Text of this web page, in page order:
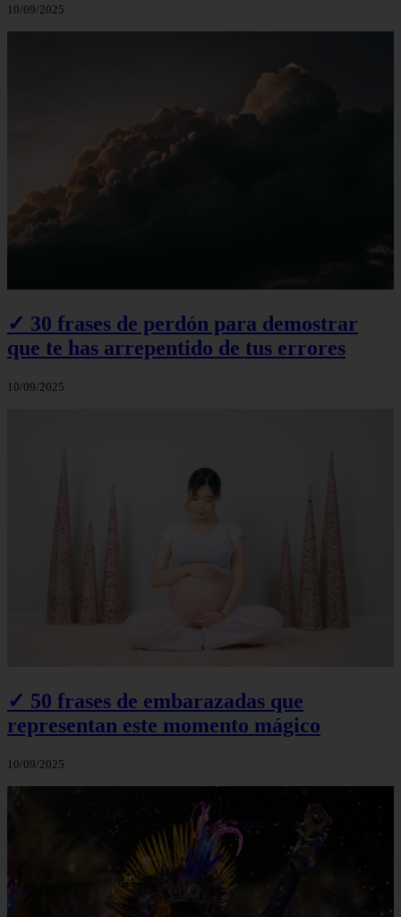
10/09/2025
✓ 30 frases de perdón para demostrar
que te has arrepentido de tus errores
10/09/2025
✓ 50 frases de embarazadas que
representan este momento mágico
10/09/2025